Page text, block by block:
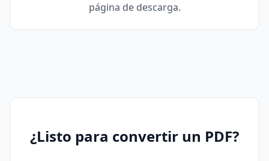
página de descarga.
¿Listo para convertir un PDF?